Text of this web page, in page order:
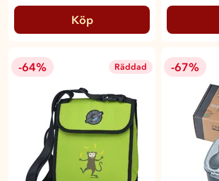
Köp
-64% Räddad -67%